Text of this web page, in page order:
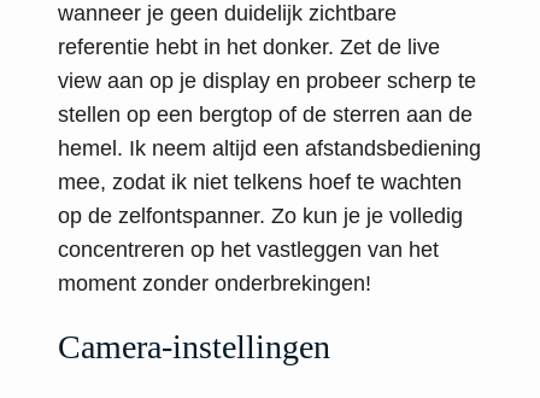
wanneer je geen duidelijk zichtbare
referentie hebt in het donker. Zet de live
view aan op je display en probeer scherp te
stellen op een bergtop of de sterren aan de
hemel. Ik neem altijd een afstandsbediening
mee, zodat ik niet telkens hoef te wachten
op de zelfontspanner. Zo kun je je volledig
concentreren op het vastleggen van het
moment zonder onderbrekingen!
Camera-instellingen